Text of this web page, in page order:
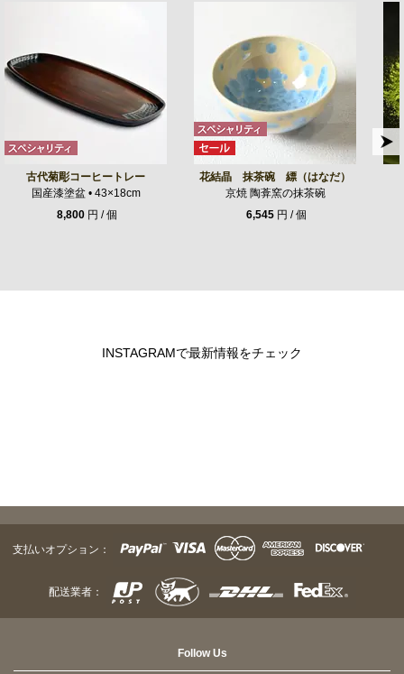
古代菊彫コーヒートレー
国産漆塗盆 • 43×18cm
8,800円 / 個
花結晶 抹茶碗 縹（はなだ）
京焼 陶葊窯の抹茶碗
6,545円 / 個
INSTAGRAMで最新情報をチェック
支払いオプション：
配送業者：
Follow Us